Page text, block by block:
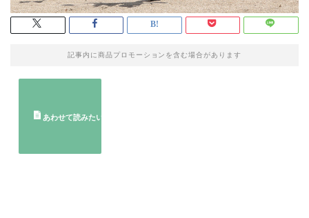
記事内に商品プロモーションを含む場合があります